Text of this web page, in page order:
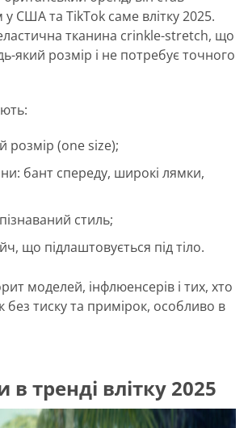
у США та TikTok саме влітку 2025.
тканина crinkle-stretch, що
який розмір і не потребує точного
розмір (one size);
бант спереду, широкі лямки,
стиль;
що підлаштовується під тіло.
моделей, інфлюенсерів і тих, хто
без тиску та примірок, особливо в
в тренді влітку 2025